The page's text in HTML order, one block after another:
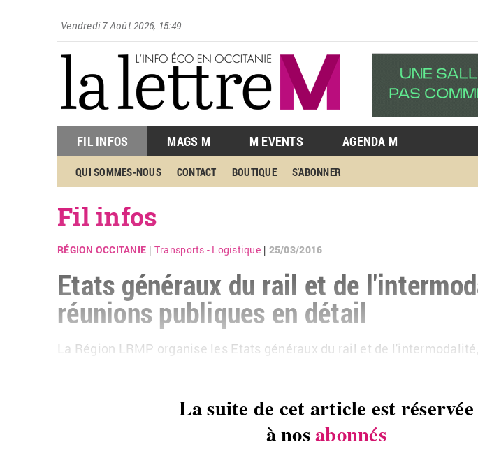
Vendredi 7 Août 2026, 15:49
FIL INFOS MAGS M M EVENTS AGENDA M
QUI SOMMES-NOUS CONTACT BOUTIQUE S'ABONNER
Fil infos
RÉGION OCCITANIE Transports - Logistique| 25/03/2016
Etats généraux du rail et de
réunions publiques en détail
La Ré­gion LRMP or­ga­nise les Etats gé­né­raux du rail et de
La suite de cet article est réservée
à nosabonnés